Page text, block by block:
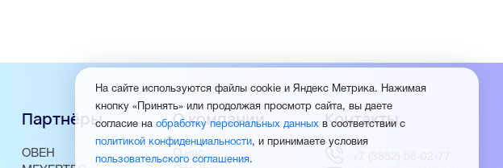
Партнёры
ОВЕН
О компании
О нас
Контакты
+7 (3852) 56-02-77
На сайте используются файлы cookie и Яндекс Метрика. Нажимая
кнопку «Принять» или продолжая просмотр сайта, вы даете
согласие на обработку персональных данных в соответствии с
политикой конфиденциальности, и принимаете условия
пользовательского соглашения.